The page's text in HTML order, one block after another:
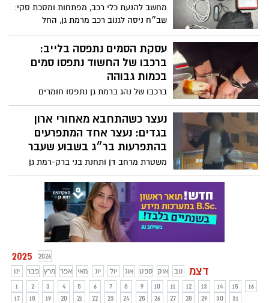
מחשב להנעת כלי רכב, מפתחות ומסכת סקי:
שב״ח ניסה לגנוב רכב מרמת גן, החל
בהמלטות רגלית ונעצר ע"י שוטרי סיור
עסקת הסמים נתפסה בלייב:
ברכבו של החשוד נתפסו סמים
בכמות גבוהה
ברכבו של נהג ברמת גן נתפסו חומרים
החשודים כסם מסוג קנאביס וחשיש-
מחולקים לשקיות וקופסאות רבות יחד עם
סיגריות אלקטרוניות עם חומר החשוד כסם
מסוג קנאביס- שוטרי ופקחי יחידת השיטור
את החשוד
נעצר כשהתחבא מאחורי ארון
בגדים: נעצר אחד המתפרעים
בהתפרעות בר״ג בשבוע שעבר
משטרת מרחב דן ותחנת בני ברק-רמת גן
עצרה חשוד שהתפרע, קפץ על גג רכב של
משטרה צבאית, גרם נזק ותקף שוטרים
במסגרת הפגנה בלתי חוקית ברמת גן
2025
2026
ינו
פבר מרץ אפר מאי יונ יול אוג ספט אוק נוב דצמ
1 2 3 4 5 6 7 8 9 10 11 12 13 14 15
16
17
18 19 20 21 22 23 24 25 26 27 28 29 30 31